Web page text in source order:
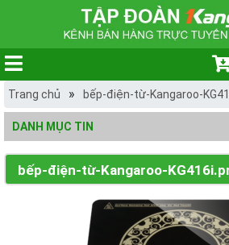
Trang chủ » bếp-điện-từ-Kangaroo-
DANH MỤC TIN
bếp-điện-từ-Kangaroo-